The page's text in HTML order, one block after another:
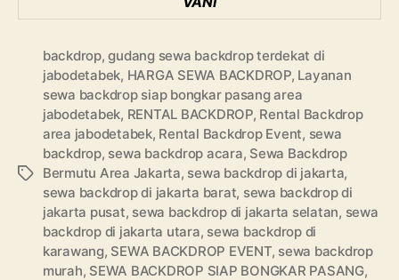
Tags
backdrop,gudang sewa backdrop terdekat di
jabodetabek, HARGA SEWA BACKDROP, Layanan
sewa backdrop siap bongkar pasang area
jabodetabek, RENTAL BACKDROP, Rental Backdrop
area jabodetabek, Rental Backdrop Event, sewa
backdrop, sewa backdrop acara, Sewa Backdrop
Bermutu Area Jakarta, sewa backdrop di jakarta,
sewa backdrop di jakarta barat, sewa backdrop di
jakarta pusat, sewa backdrop di jakarta selatan, sewa
backdrop di jakarta utara, sewa backdrop di
karawang, SEWA BACKDROP EVENT, sewa backdrop
murah, SEWA BACKDROP SIAP BONGKAR PASANG,